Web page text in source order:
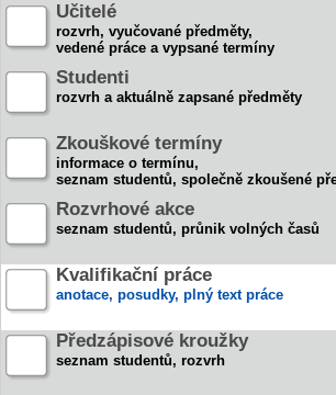
Učitelé
rozvrh, vyučované předměty,
vedené práce a vypsané termíny
Studenti
rozvrh a aktuálně zapsané předměty
Zkouškové termíny
informace o termínu,
seznam studentů, společně zkoušené
Rozvrhové akce
seznam studentů, průnik volných časů
Kvalifikační práce
anotace, posudky, plný text práce
Předzápisové kroužky
seznam studentů, rozvrh